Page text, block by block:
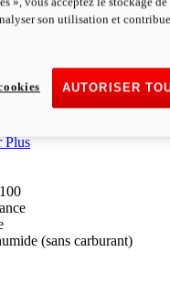
Plus
(sans carburant)
Plus
(sans carburant)
son utilisation et
AUTORISER